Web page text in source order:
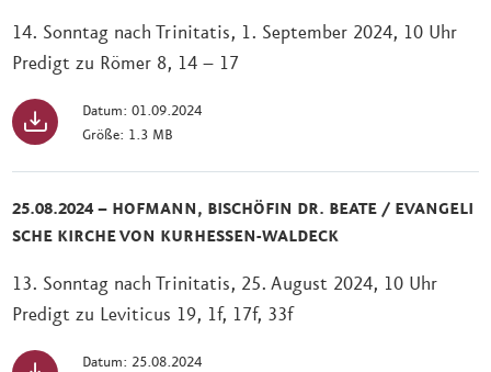
14. Sonntag nach Trinitatis, 1. September 2024, 10 Uhr
Predigt zu Römer 8, 14 – 17
Datum: 01.09.2024
Größe: 1.3 MB
25.08.2024 – HOFMANN, BISCHÖFIN DR. BEATE / EVANGELI
SCHE KIRCHE VON KURHESSEN-WALDECK
13. Sonntag nach Trinitatis, 25. August 2024, 10 Uhr
Predigt zu Leviticus 19, 1f, 17f, 33f
Datum: 25.08.2024